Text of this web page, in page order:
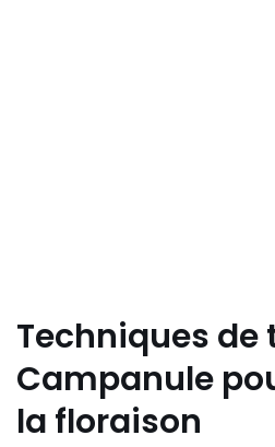
Techniques de
Campanule
la floraison